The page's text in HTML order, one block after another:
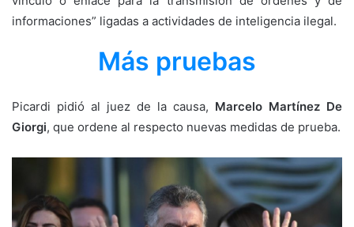
informaciones” ligadas a actividades de inteligencia ilegal.
Más pruebas
Picardi pidió al juez de la causa, Marcelo Martínez De
Giorgi, que ordene al respecto nuevas medidas de prueba.